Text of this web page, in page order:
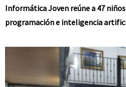
Informática Joven reúne a 47
programación e inteligencia